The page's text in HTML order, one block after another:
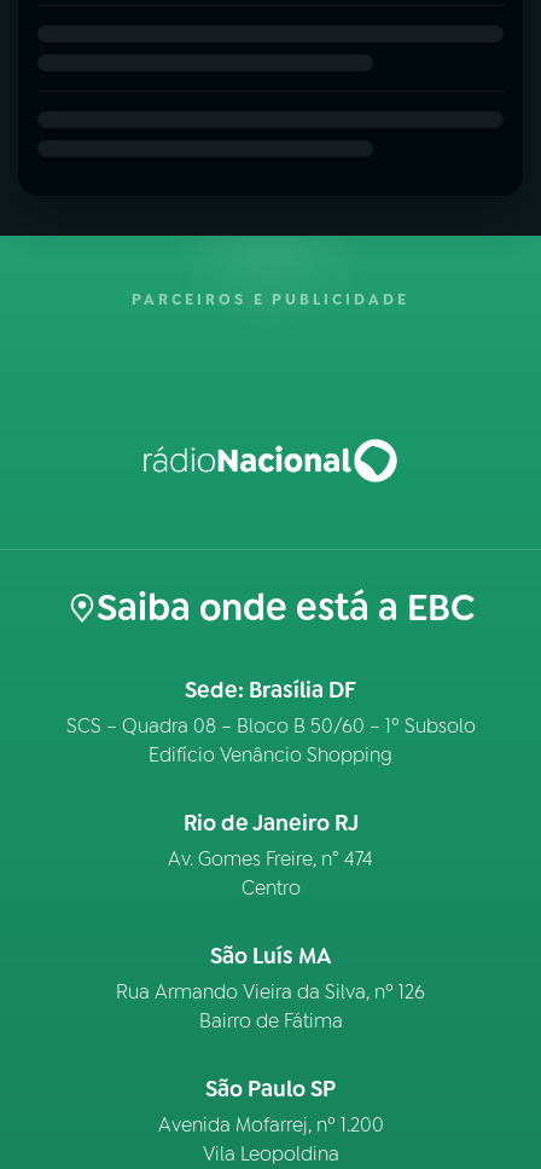
PARCEIROS E PUBLICIDADE
Saiba onde está a EBC
Sede: Brasília DF
SCS – Quadra 08 – Bloco B 50/60 – 1º Subsolo
Edifício Venâncio Shopping
Rio de Janeiro RJ
Av. Gomes Freire, n° 474
Centro
São Luís MA
Rua Armando Vieira da Silva, nº 126
Bairro de Fátima
São Paulo SP
Avenida Mofarrej, nº 1.200
Vila Leopoldina